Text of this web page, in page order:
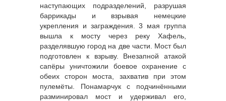
наступающих подразделений, разрушая
баррикады и взрывая немецкие
укрепления и заграждения. 3 мая группа
вышла к мосту через реку Хафель,
разделявшую город на две части. Мост был
подготовлен к взрыву. Внезапной атакой
сапёры уничтожили боевое охранение с
обеих сторон моста, захватив при этом
пулемёты. Понамарчук с подчинёнными
разминировал мост и удерживал его,